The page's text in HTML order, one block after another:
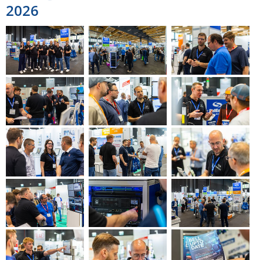
ZPE Systems
News zu unseren Herstellern
2026